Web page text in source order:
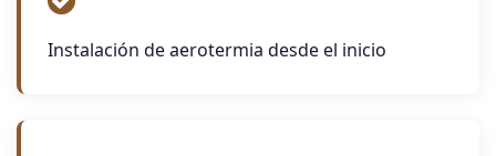
Instalación de aerotermia desde el inicio